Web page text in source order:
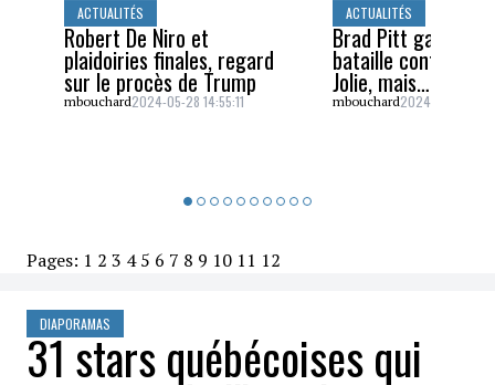
ACTUALITÉS
Robert De Niro et
plaidoiries finales, regard
sur le procès de Trump
mbouchard2024-05-28 14:55:11
ACTUALITÉS
Brad Pitt gagne
bataille contre
Jolie, mais…
mbouchard2024-05-26
Pages: 1 2 3 4 5 6 7 8 9 10 11 12
DIAPORAMAS
31 stars québécoises qui